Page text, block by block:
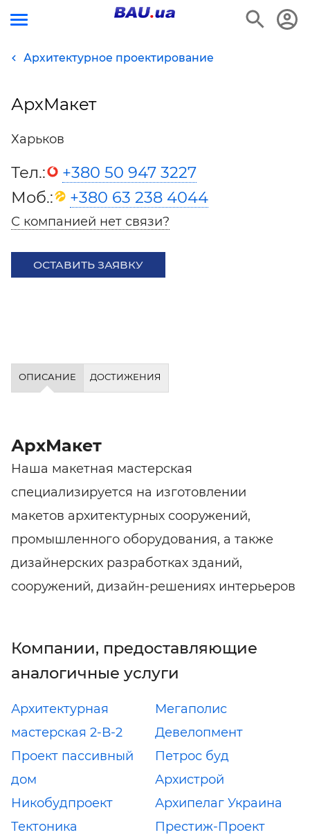
Архитектурное проектирование
АрхМакет
Харьков
Тел.:
+380 50 947 3227
Моб.:
+380 63 238 4044
С компанией нет связи?
ОСТАВИТЬ ЗАЯВКУ
ОПИСАНИЕ ДОСТИЖЕНИЯ
АрхМакет
Наша макетная мастерская
специализируется на изготовлении
макетов архитектурных сооружений,
промышленного оборудования, а также
дизайнерских разработках зданий,
сооружений, дизайн-решениях интерьеров
Компании, предоставляющие
аналогичные услуги
Архитектурная
мастерская 2-В-2
Мегаполис
Девелопмент
Проект пассивный
дом
Петрос буд
Архистрой
Никобудпроект
Архипелаг Украина
Тектоника
Престиж-Проект